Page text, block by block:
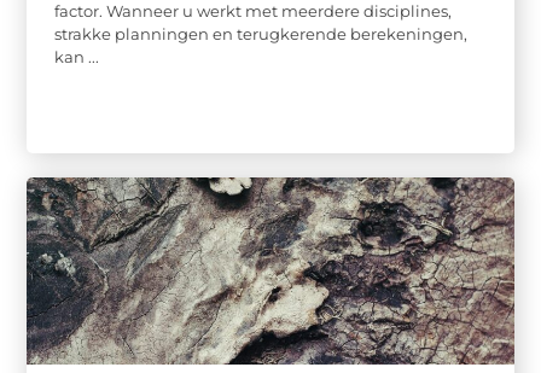
factor. Wanneer u werkt met meerdere disciplines,
strakke planningen en terugkerende berekeningen,
kan ...